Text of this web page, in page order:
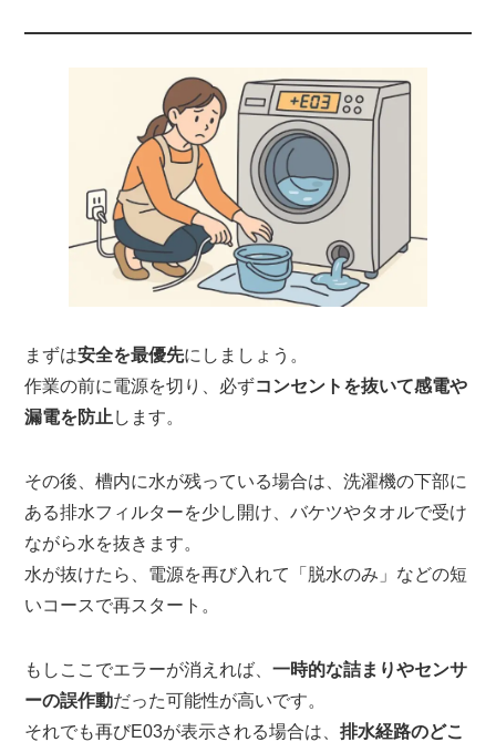
まずは安全を最優先にしましょう。
作業の前に電源を切り、必ずコンセントを抜いて感電や
漏電を防止 します。
その後、槽内に水が残っている場合は、洗濯機の下部に
ある排水フィルターを少し開け、バケツやタオルで受け
ながら水を抜きます。
水が抜けたら、電源を再び入れて「脱水のみ」などの短
いコースで再スタート。
もしここでエラーが消えれば、一時的な詰まりやセンサ
ーの誤作動だった可能性が高いです。
それでも再びE03が表示される場合は、排水経路のどこ